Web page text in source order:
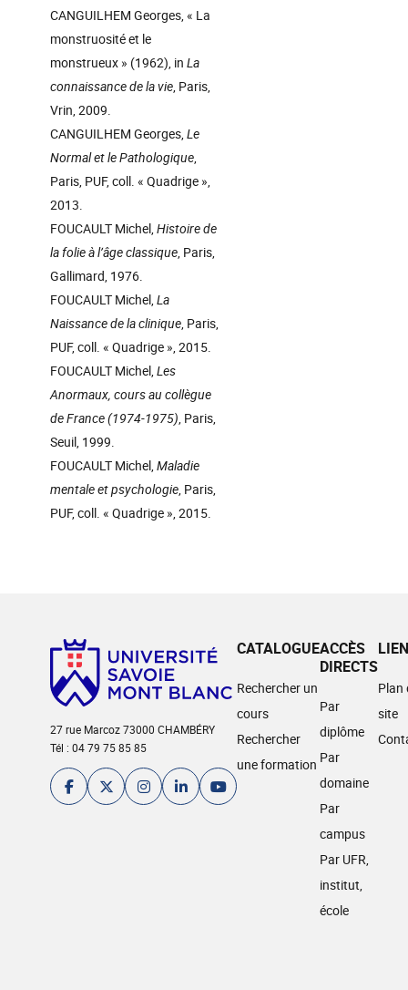
CANGUILHEM Georges, « La
monstruosité et le
monstrueux » (1962), in La
connaissance de la vie, Paris,
Vrin, 2009.
CANGUILHEM Georges,Le
Normal et le Pathologique,
Paris, PUF, coll. « Quadrige »,
2013.
FOUCAULT Michel,Histoire de
la folie à l’âge classique, Paris,
Gallimard, 1976.
FOUCAULT Michel,La
Naissance de la clinique, Paris,
PUF, coll. « Quadrige », 2015.
FOUCAULT Michel,Les
Anormaux, cours au collègue
de France (1974-1975), Paris,
Seuil, 1999.
FOUCAULT Michel,Maladie
mentale et psychologie, Paris,
PUF, coll. « Quadrige », 2015.
27 rue Marcoz 73000 CHAMBÉRY
Tél : 04 79 75 85 85
CATALOGUE
Rechercher un
cours
Rechercher
une formation
ACCÈS
DIRECTS
Par
diplôme
Par
domaine
Par
campus
Par UFR,
institut,
école
Plan
site